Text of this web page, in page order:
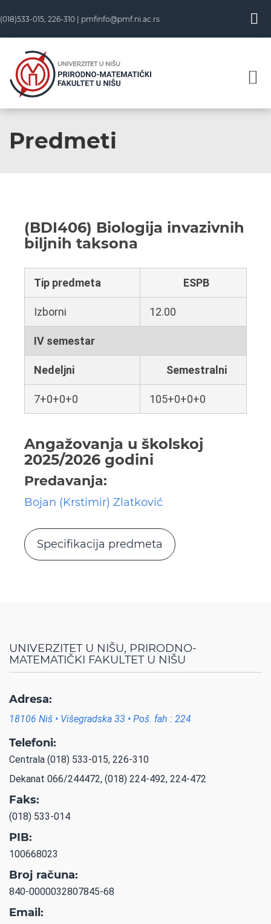
(018)533-015, 226-310 | pmfinfo@pmf.ni.ac.rs
Predmeti
(BDI406) Biologija invazivnih
biljnih taksona
Tip predmeta ESPB
Izborni 12.00
IV semestar
Nedeljni Semestralni
7+0+0+0 105+0+0+0
Angažovanja u školskoj
2025/2026 godini
Predavanja:
Bojan (Krstimir) Zlatković
Specifikacija predmeta
UNIVERZITET U NIŠU, PRIRODNO-
MATEMATIČKI FAKULTET U NIŠU
Adresa:
18106 Niš • Višegradska 33 • Poš. fah : 224
Telefoni:
Centrala (018) 533-015, 226-310
Dekanat 066/244472, (018) 224-492, 224-472
Faks:
(018) 533-014
PIB:
100668023
Broj računa:
840-0000032807845-68
Email: